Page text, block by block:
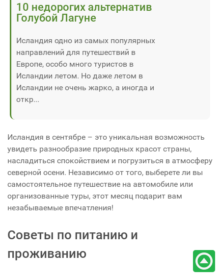
10 недорогих альтернатив
Голубой Лагуне
Исландия одно из самых популярных
направлений для путешествий в
Европе, особо много туристов в
Исландии летом. Но даже летом в
Исландии не очень жарко, а иногда и
откр...
Исландия в сентябре – это уникальная возможность
увидеть разнообразие природных красот страны,
насладиться спокойствием и погрузиться в атмосферу
северной осени. Независимо от того, выберете ли вы
самостоятельное путешествие на автомобиле или
организованные туры, этот месяц подарит вам
незабываемые впечатления!
Советы по питанию и
проживанию